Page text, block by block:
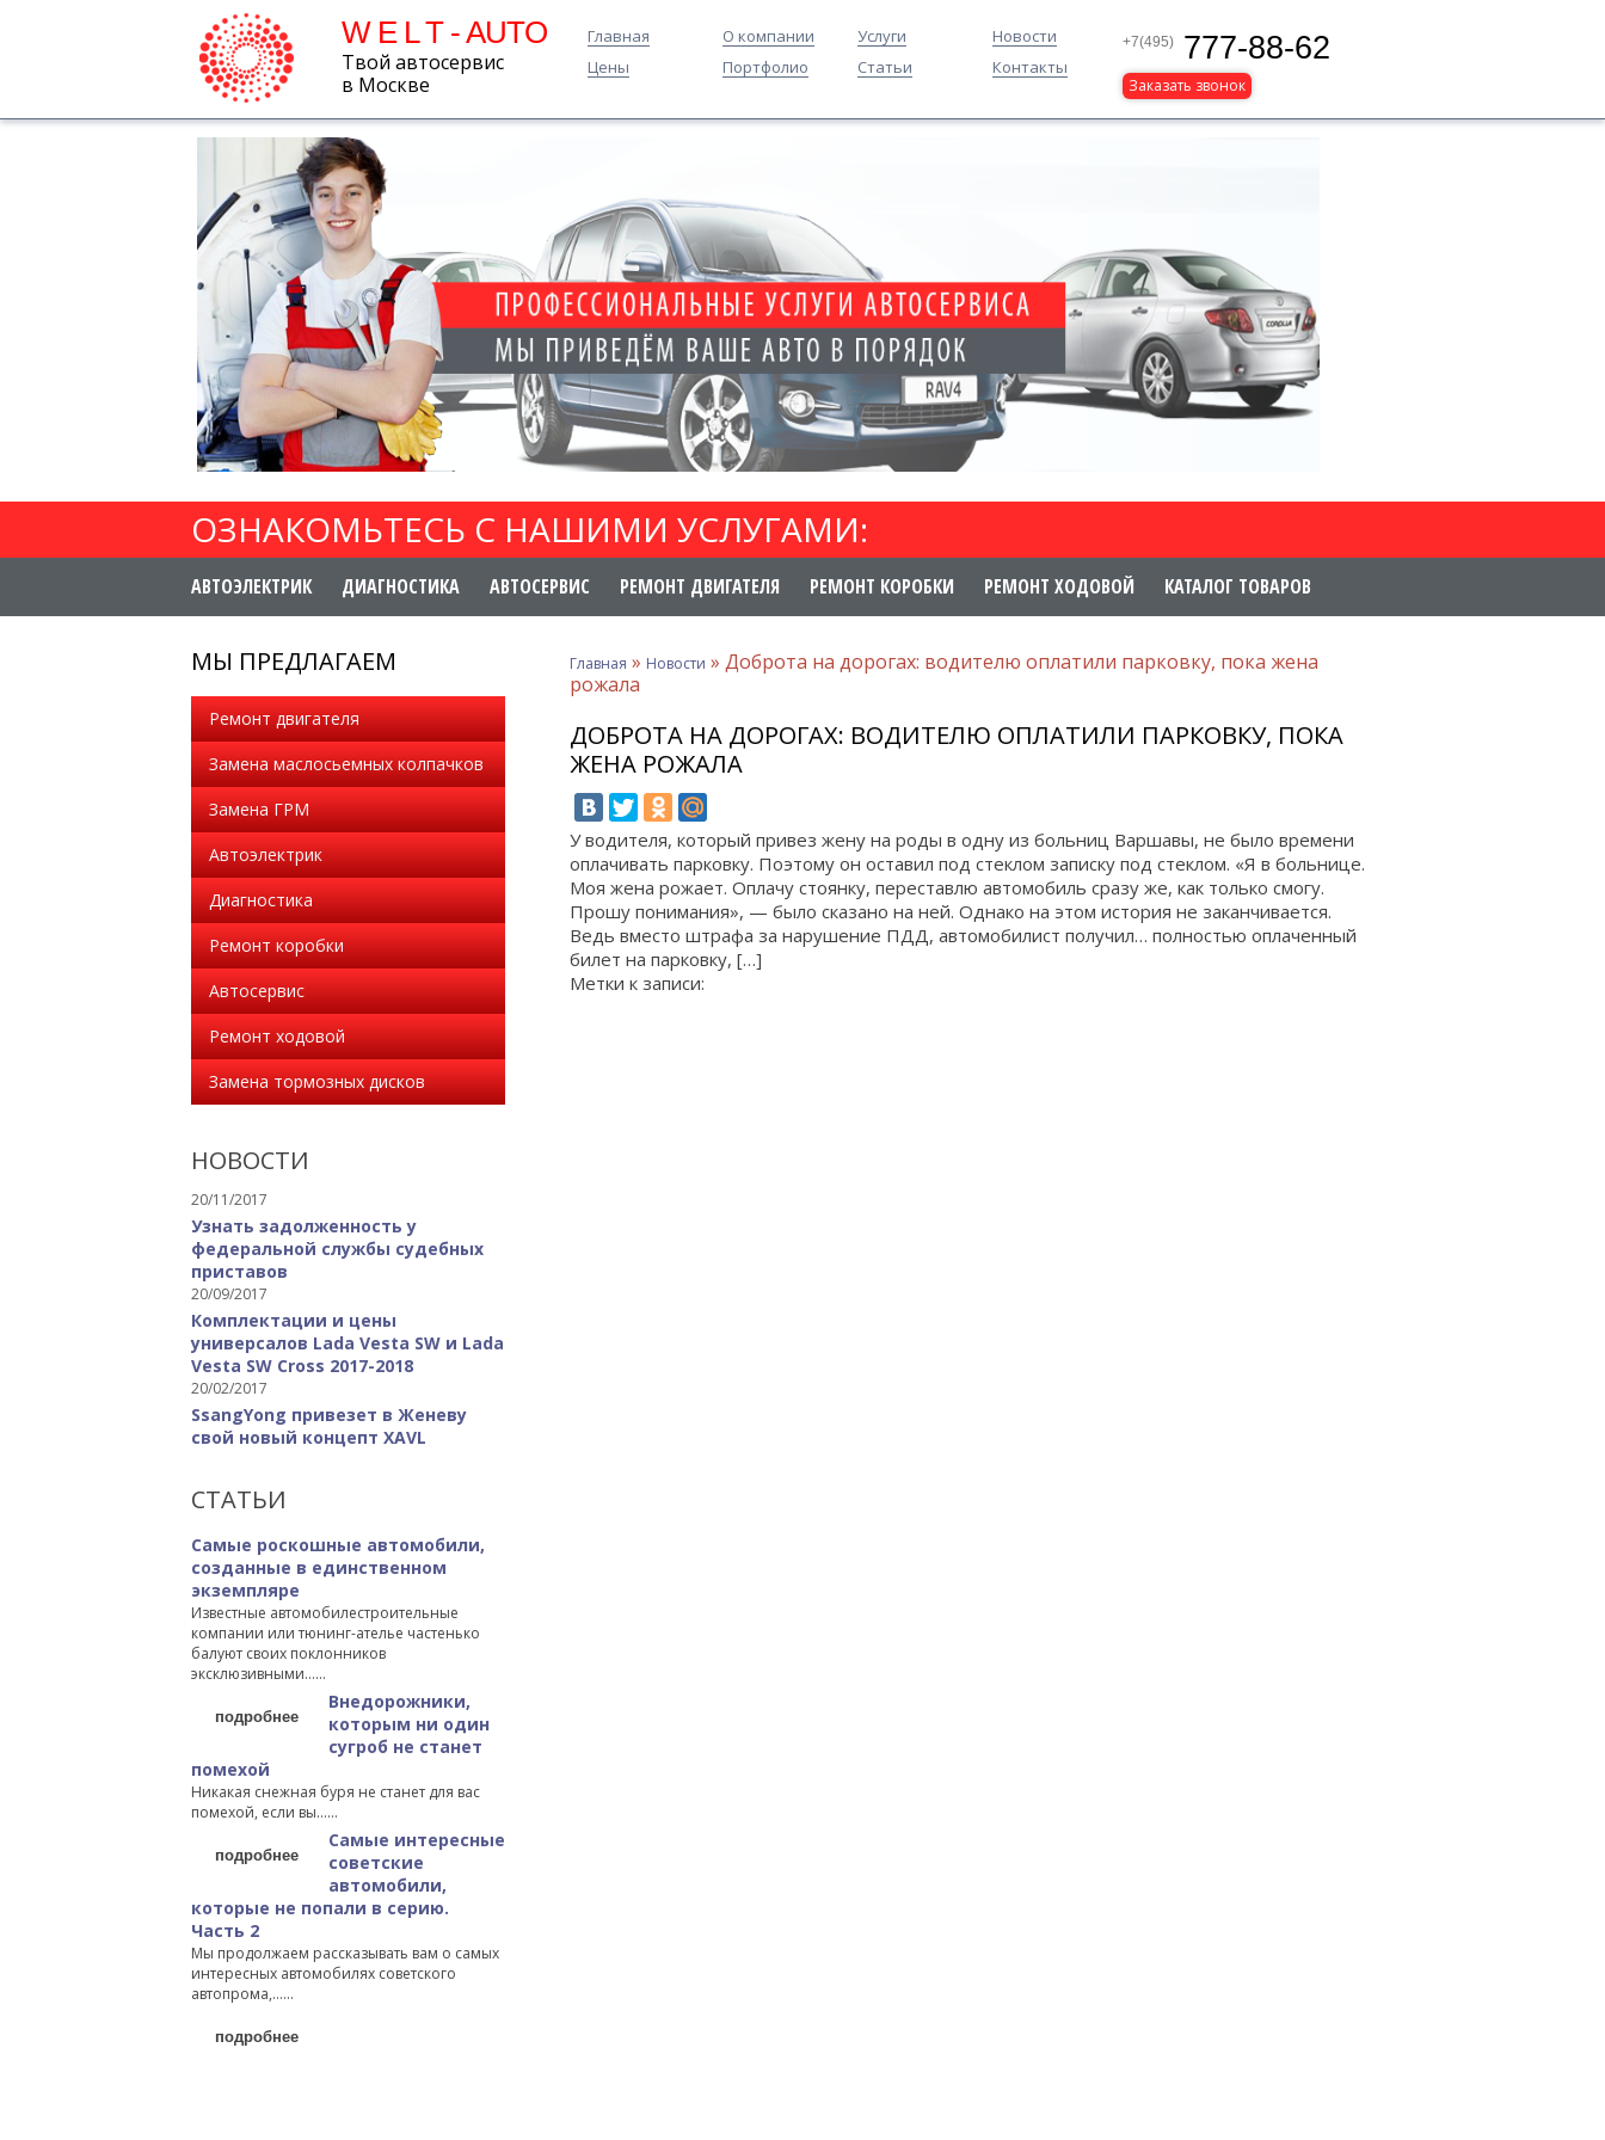
W E L T - AUTO
Твой автосервис
в Москве
Главная О компании Услуги
Новости
Цены
Портфолио Статьи Контакты
+7(495) 777-88-62
Заказать звонок
ОЗНАКОМЬТЕСЬ С НАШИМИ УСЛУГАМИ:
АВТОЭЛЕКТРИК ДИАГНОСТИКА АВТОСЕРВИС РЕМОНТ ДВИГАТЕЛЯ РЕМОНТ КОРОБКИ РЕМОНТ ХОДОВОЙ КАТАЛОГ ТОВАРОВ
МЫ ПРЕДЛАГАЕМ
Ремонт двигателя
Замена маслосьемных колпачков
Замена ГРМ
Автоэлектрик
Диагностика
Ремонт коробки
Автосервис
Ремонт ходовой
Замена тормозных дисков
НОВОСТИ
20/11/2017
Узнать задолженность у
федеральной службы судебных
приставов
20/09/2017
Комплектации и цены
универсалов Lada Vesta SW и Lada
Vesta SW Cross 2017-2018
20/02/2017
SsangYong привезет в Женеву
свой новый концепт XAVL
СТАТЬИ
Самые роскошные автомобили,
созданные в единственном
экземпляре
Известные автомобилестроительные
компании или тюнинг-ателье частенько
балуют своих поклонников
эксклюзивными…...
подробнее
Внедорожники,
которым ни один
сугроб не станет
помехой
Никакая снежная буря не станет для вас
помехой, если вы…...
подробнее
Самые интересные
советские
автомобили,
которые не попали в серию.
Часть 2
Мы продолжаем рассказывать вам о самых
интересных автомобилях советского
автопрома,…...
подробнее
Главная » Новости » Доброта на дорогах: водителю оплатили парковку, пока жена
рожала
ДОБРОТА НА ДОРОГАХ: ВОДИТЕЛЮ ОПЛАТИЛИ ПАРКОВКУ, ПОКА
ЖЕНА РОЖАЛА
У водителя, который привез жену на роды в одну из больниц Варшавы, не было времени
оплачивать парковку. Поэтому он оставил под стеклом записку под стеклом. «Я в больнице.
Моя жена рожает. Оплачу стоянку, переставлю автомобиль сразу же, как только смогу.
Прошу понимания», — было сказано на ней. Однако на этом история не заканчивается.
Ведь вместо штрафа за нарушение ПДД, автомобилист получил… полностью оплаченный
билет на парковку, […]
Метки к записи: